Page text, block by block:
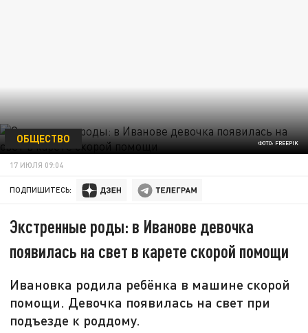
ФОТО: FREEPIK
ОБЩЕСТВО
17 ИЮЛЯ 09:04
ПОДПИШИТЕСЬ:
Экстренные роды: в Иванове девочка
появилась на свет в карете скорой помощи
Ивановка родила ребёнка в машине скорой
помощи. Девочка появилась на свет при
подъезде к роддому.